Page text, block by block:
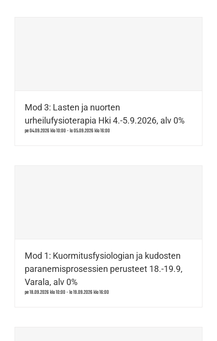
Mod 3: Lasten ja nuorten
urheilufysioterapia Hki 4.-5.9.2026, alv 0%
pe 04.09.2026 klo 10:00-la 05.09.2026 klo 16:00
Mod 1: Kuormitusfysiologian ja kudosten
paranemisprosessien perusteet 18.-19.9,
Varala, alv 0%
pe 18.09.2026 klo 10:00-la 19.09.2026 klo 16:00